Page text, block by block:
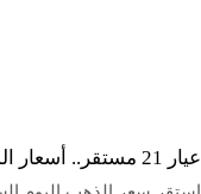
عيار 21 مستقر.. أسعار الذهب اليوم السبت 2 نوفمبر 2024